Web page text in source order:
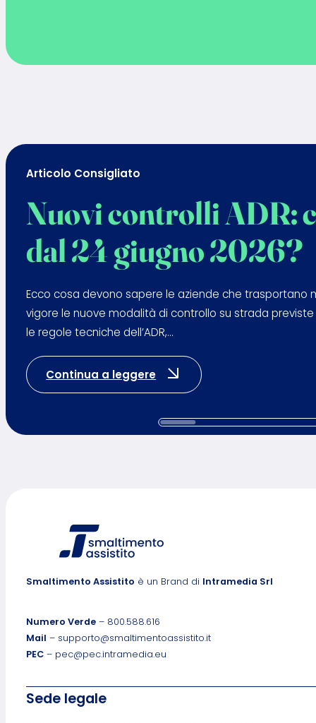
Articolo Consigliato
Nuovi controlli ADR:
dal 24 giugno 2026?
Ecco cosa devono sapere le aziende che trasportano
vigore le nuove modalità di controllo su strada
le regole tecniche dell’ADR,…
Continua a leggere : Nuovi controlli ADR:
Smaltimento Assistito è un Brand di Intramedia Srl
Numero Verde– 800.588.616
Mail – supporto@smaltimentoassistito.it
PEC– pec@pec.intramedia.eu
Sede legale